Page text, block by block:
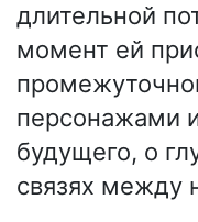
длительной
момент ей
персонажами
будущего, о
связях между